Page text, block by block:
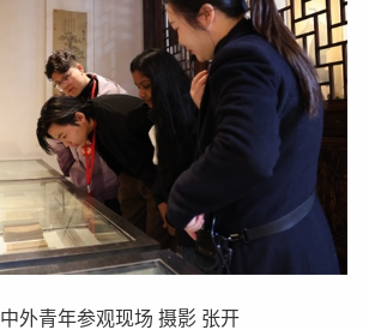
中外青年参观现场 摄影 张开